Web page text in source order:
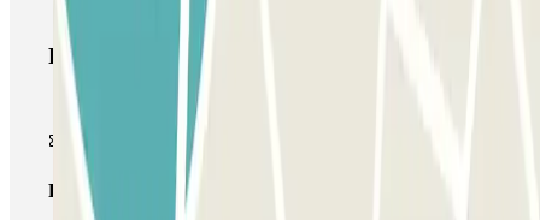
Productos de Parclick
Pase básico